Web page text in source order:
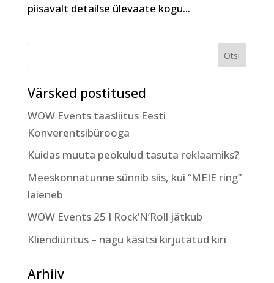
piisavalt detailse ülevaate kogu...
Värsked postitused
WOW Events taasliitus Eesti
Konverentsibürooga
Kuidas muuta peokulud tasuta reklaamiks?
Meeskonnatunne sünnib siis, kui “MEIE ring”
laieneb
WOW Events 25 I Rock’N’Roll jätkub
Kliendiüritus – nagu käsitsi kirjutatud kiri
Arhiiv